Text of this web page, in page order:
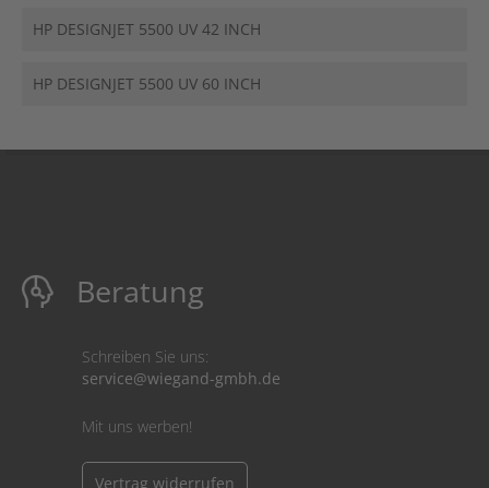
HP DESIGNJET 5500 UV 42 INCH
HP DESIGNJET 5500 UV 60 INCH
Beratung
Schreiben Sie uns:
service@wiegand-gmbh.de
Mit uns werben!
Vertrag widerrufen